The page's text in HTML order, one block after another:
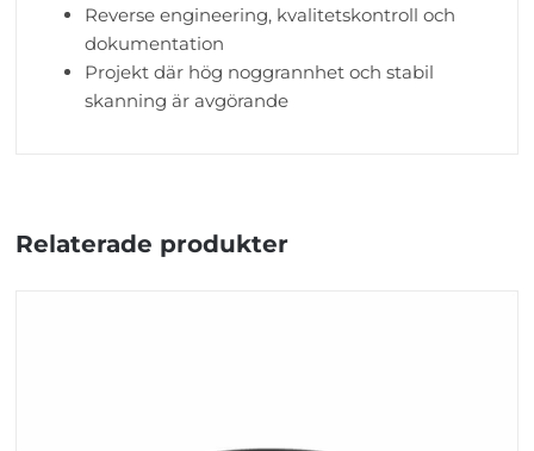
Reverse engineering, kvalitetskontroll och
dokumentation
Projekt där hög noggrannhet och stabil
skanning är avgörande
Relaterade produkter